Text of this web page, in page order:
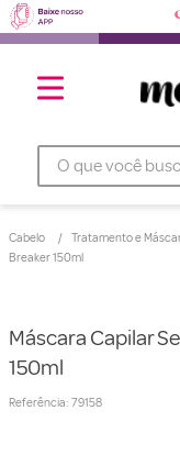
O que você busca
Cabelo Tratamento e
Breaker 150ml
Máscara Capilar
150ml
Referência: 79158